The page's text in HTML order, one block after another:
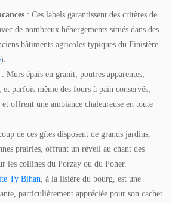
: Ces labels garantissent des critères de
de nombreux hébergements situés dans des
bâtiments agricoles typiques du Finistère
).
: Murs épais en granit, poutres apparentes,
parfois même des fours à pain conservés,
offrent une ambiance chaleureuse en toute
de ces gîtes disposent de grands jardins,
prairies, offrant un réveil au chant des
les collines du Porzay ou du Poher.
Ty Bihan , à la lisière du bourg, est une
particulièrement appréciée pour son cachet